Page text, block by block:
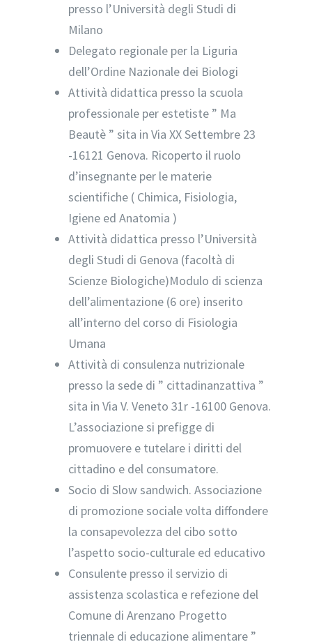
presso l’Università degli Studi di
Milano
Delegato regionale per la Liguria
dell’Ordine Nazionale dei Biologi
Attività didattica presso la scuola
professionale per estetiste ” Ma
Beautè ” sita in Via XX Settembre 23
-16121 Genova. Ricoperto il ruolo
d’insegnante per le materie
scientifiche ( Chimica, Fisiologia,
Igiene ed Anatomia )
Attività didattica presso l’Università
degli Studi di Genova (facoltà di
Scienze Biologiche)Modulo di scienza
dell’alimentazione (6 ore) inserito
all’interno del corso di Fisiologia
Umana
Attività di consulenza nutrizionale
presso la sede di ” cittadinanzattiva ”
sita in Via V. Veneto 31r -16100 Genova.
L’associazione si prefigge di
promuovere e tutelare i diritti del
cittadino e del consumatore.
Socio di Slow sandwich. Associazione
di promozione sociale volta diffondere
la consapevolezza del cibo sotto
l’aspetto socio-culturale ed educativo
Consulente presso il servizio di
assistenza scolastica e refezione del
Comune di Arenzano Progetto
triennale di educazione alimentare ”